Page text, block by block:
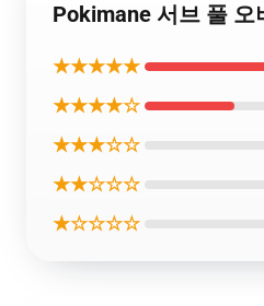
Pokimane 서브 풀 오
★★★★★
★★★★☆
★★★☆☆
★★☆☆☆
★☆☆☆☆